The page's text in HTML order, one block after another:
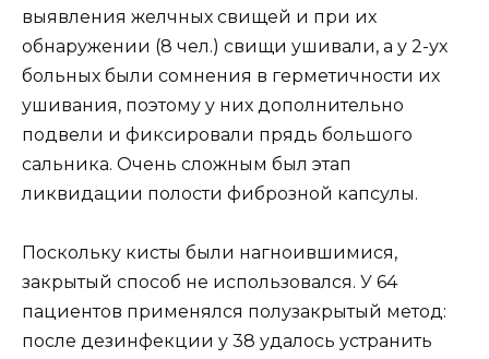
выявления желчных свищей и при их
обнаружении (8 чел.) свищи ушивали, а у 2-ух
больных были сомнения в герметичности их
ушивания, поэтому у них дополнительно
подвели и фиксировали прядь большого
сальника. Очень сложным был этап
ликвидации полости фиброзной капсулы.
Поскольку кисты были нагноившимися,
закрытый способ не использовался. У 64
пациентов применялся полузакрытый метод:
после дезинфекции у 38 удалось устранить